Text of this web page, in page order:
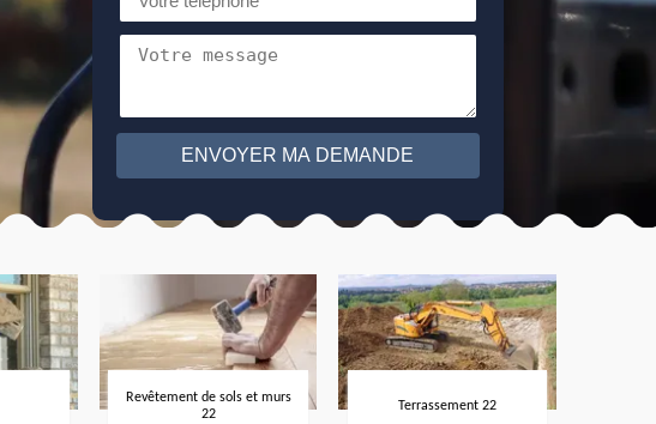
Revêtement de sols et murs
22
Terrassement 22